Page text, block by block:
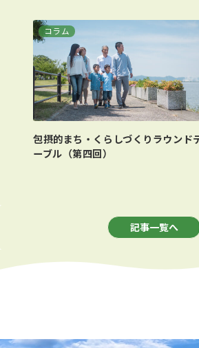
コラム
包摂的まち・くらしづくりラウンド
ーブル（第四回）
記事一覧へ